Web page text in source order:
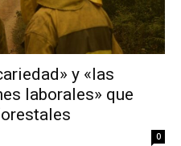
y «las
laborales» que
0